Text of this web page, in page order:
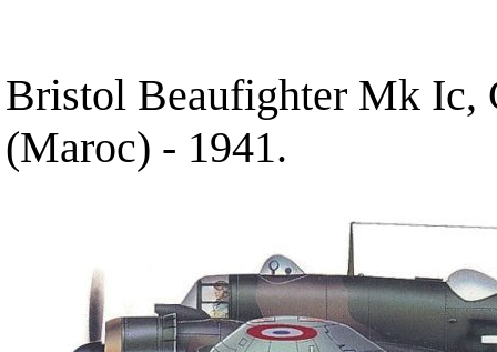
Bristol Beaufighter Mk Ic,
(Maroc) - 1941.